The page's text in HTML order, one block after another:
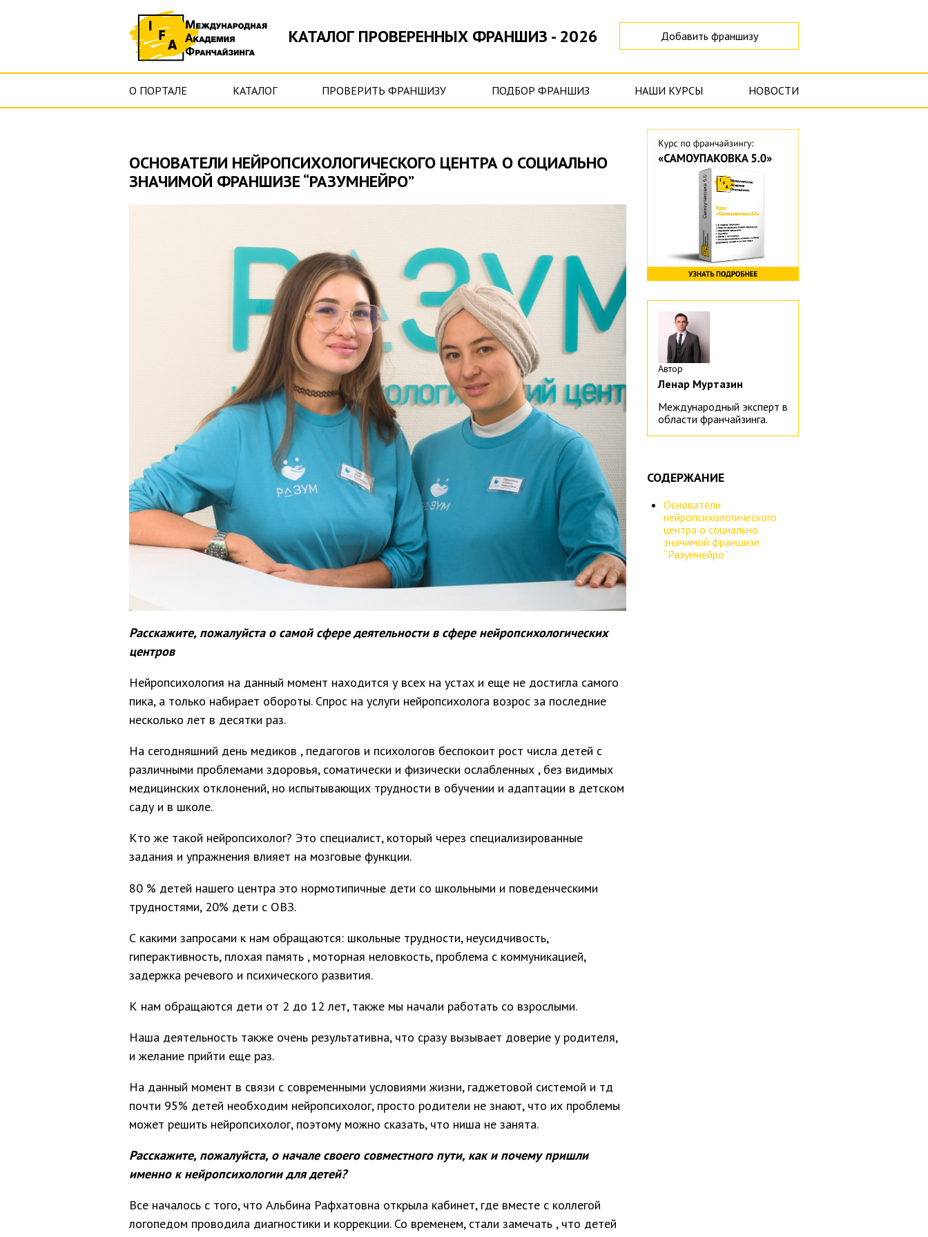
КАТАЛОГ ПРОВЕРЕННЫХ ФРАНШИЗ - 2026 Добавить франшизу
О ПОРТАЛЕ КАТАЛОГ ПРОВЕРИТЬ ФРАНШИЗУ ПОДБОР ФРАНШИЗ НАШИ КУРСЫ НОВОСТИ
ОСНОВАТЕЛИ НЕЙРОПСИХОЛОГИЧЕСКОГО ЦЕНТРА О СОЦИАЛЬНО
ЗНАЧИМОЙ ФРАНШИЗЕ “РАЗУМНЕЙРО”
Расскажите, пожалуйста о самой сфере деятельности в сфере нейропсихологических
центров
Нейропсихология на данный момент находится у всех на устах и еще не достигла самого
пика, а только набирает обороты. Спрос на услуги нейропсихолога возрос за последние
несколько лет в десятки раз.
На сегодняшний день медиков , педагогов и психологов беспокоит рост числа детей с
различными проблемами здоровья, соматически и физически ослабленных , без видимых
медицинских отклонений, но испытывающих трудности в обучении и адаптации в детском
саду и в школе.
Кто же такой нейропсихолог? Это специалист, который через специализированные
задания и упражнения влияет на мозговые функции.
80 % детей нашего центра это нормотипичные дети со школьными и поведенческими
трудностями, 20% дети с ОВЗ.
С какими запросами к нам обращаются: школьные трудности, неусидчивость,
гиперактивность, плохая память , моторная неловкость, проблема с коммуникацией,
задержка речевого и психического развития.
К нам обращаются дети от 2 до 12 лет, также мы начали работать со взрослыми.
Наша деятельность также очень результативна, что сразу вызывает доверие у родителя,
и желание прийти еще раз.
На данный момент в связи с современными условиями жизни, гаджетовой системой и тд
почти 95% детей необходим нейропсихолог, просто родители не знают, что их проблемы
может решить нейропсихолог, поэтому можно сказать, что ниша не занята.
Расскажите, пожалуйста, о начале своего совместного пути, как и почему пришли
именно к нейропсихологии для детей?
Все началось с того, что Альбина Рафхатовна открыла кабинет, где вместе с коллегой
логопедом проводила диагностики и коррекции. Со временем, стали замечать , что детей
Автор
Ленар Муртазин
Международный эксперт в
области франчайзинга.
СОДЕРЖАНИЕ
Основатели
нейропсихологического
центра о социально
значимой франшизе
“Разумнейро”